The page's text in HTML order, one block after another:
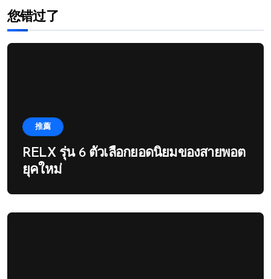
您错过了
推薦
RELX รุ่น 6 ตัวเลือกยอดนิยมของสายพอต
ยุคใหม่